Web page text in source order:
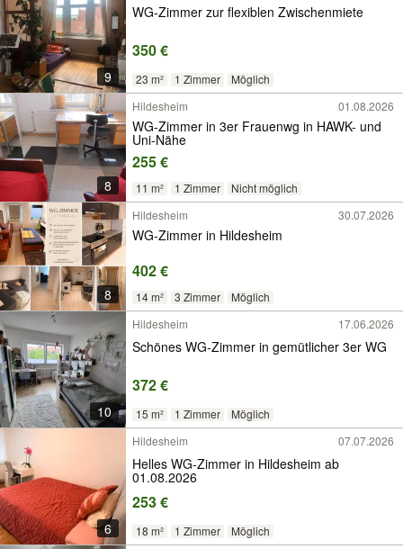
9
WG-Zimmer zur flexiblen Zwischenmiete
350 €
23 m² 1 Zimmer Möglich
8
Hildesheim 01.08.2026
WG-Zimmer in 3er Frauenwg in HAWK- und
Uni-Nähe
255 €
11 m² 1 Zimmer Nicht möglich
8
Hildesheim 30.07.2026
WG-Zimmer in Hildesheim
402 €
14 m² 3 Zimmer Möglich
10
Hildesheim 17.06.2026
Schönes WG-Zimmer in gemütlicher 3er WG
372 €
15 m² 1 Zimmer Möglich
6
Hildesheim 07.07.2026
Helles WG-Zimmer in Hildesheim ab
01.08.2026
253 €
18 m² 1 Zimmer Möglich